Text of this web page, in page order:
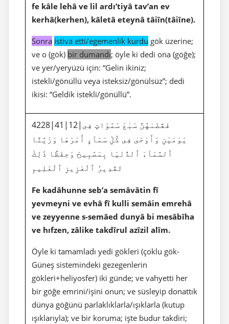
fe kâle lehâ ve lil ardı’tiyâ tav’an ev
kerhâ(kerhen), kâletâ eteynâ tâiîn(tâiîne).
Sonra istiva etti/egemenlik kurdu gök üzerine;
ve o (gök) bir dumandı; öyle ki dedi ona (göğe);
ve yer/yeryüzü için: “Gelin ikiniz;
istekli/gönüllü veya isteksiz/gönülsüz”; dedi
ikisi: “Geldik istekli/gönüllü”.
4228|41|12|فَقَضَىٰهُنَّ سَبْعَ سَمَٰوَاتٍ فِى
يَوْمَيْنِ وَأَوْحَىٰ فِى كُلِّ سَمَآءٍ أَمْرَهَا وَزَيَّنَّا
ٱلسَّمَآءَ ٱلدُّنْيَا بِمَصَٰبِيحَ وَحِفْظًا ذَٰلِكَ
تَقْدِيرُ ٱلْعَزِيزِ ٱلْعَلِيمِ
Fe kadâhunne seb’a semâvâtin fî
yevmeyni ve evhâ fî kulli semâin emrehâ
ve zeyyenne s-semâed dunyâ bi mesâbîha
ve hıfzen, zâlike takdîrul azîzil alîm.
Öyle ki tamamladı yedi gökleri (çoklu gök-
Güneş sistemindeki gezegenlerin
gökleri+heliyosfer) iki günde; ve vahyetti her
bir göğe emrini/işini onun; ve süsleyip donattık
dünya göğünü parlaklıklarla/ışıklarla (kutup
ışıklarıyla); ve bir koruma; işte budur takdiri;